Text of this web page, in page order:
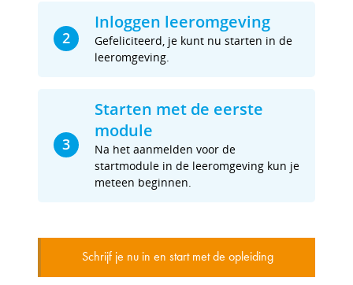
2
Inloggen leeromgeving
Gefeliciteerd, je kunt nu starten in de
leeromgeving.
3
Starten met de eerste
module
Na het aanmelden voor de
startmodule in de leeromgeving kun je
meteen beginnen.
Schrijf je nu in en start met de opleiding